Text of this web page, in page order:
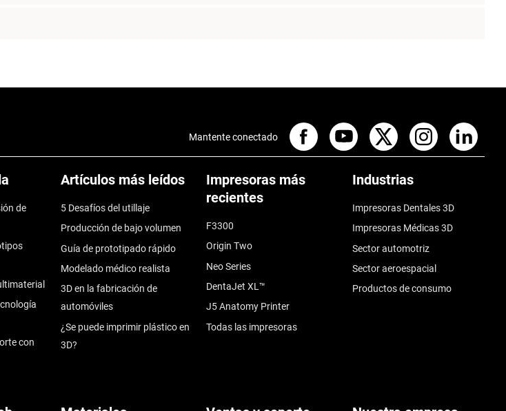
de
con
Artículos más leídos
5 Desafíos del utillaje
Producción de bajo volumen
Guía de prototipado rápido
Modelado médico realista
3D en la fabricación de
automóviles
¿Se puede imprimir plástico en
3D?
Impresoras más
recientes
F3300
Origin Two
Neo Series
DentaJet XL™
J5 Anatomy Printer
Todas las impresoras
Industrias
Impresoras Dentales 3D
Impresoras Médicas 3D
Sector automotriz
Sector aeroespacial
Productos de consumo
Mantente conectado